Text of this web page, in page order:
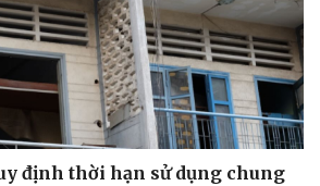
định thời hạn sử dụng chung